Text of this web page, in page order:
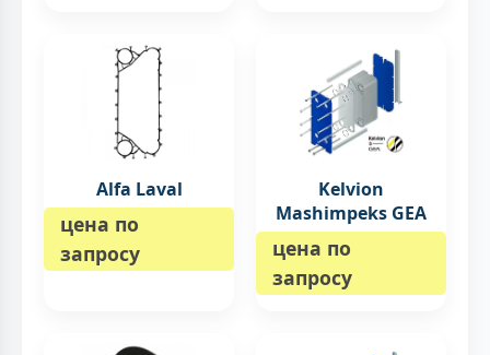
Alfa Laval
цена по
запросу
Kelvion
Mashimpeks GEA
цена по
запросу